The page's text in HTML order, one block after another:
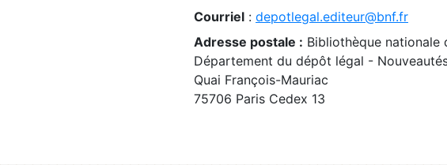
Courriel : depotlegal.editeur@bnf.fr
Adresse postale : Bibliothèque nationale
Département du dépôt légal -
Quai François-Mauriac
75706 Paris Cedex 13